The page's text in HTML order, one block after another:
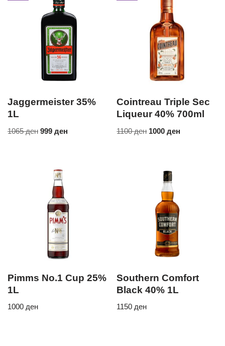
Jaggermeister 35%
1L
1065ден 999 ден
Cointreau Triple Sec
Liqueur 40% 700ml
1100ден 1000ден
Pimms No.1 Cup 25%
1L
1000 ден
Southern Comfort
Black 40% 1L
1150 ден